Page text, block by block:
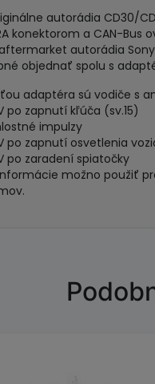
autorádia CD30/
konektorom a CAN-Bus
autorádia Sony,
objednať spolu s
adaptéra sú vodiče s
po zapnutí kľúča (sv.15)
impulzy
po zapnutí osvetlenia
po zaradení spiatočky
možno použiť